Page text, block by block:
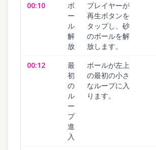
00:10
ボ
ー
ル
解
放
プレイヤーが
再生ボタンを
タップし、砂
のボールを解
放します。
00:12
最
初
の
ル
ー
プ
進
入
ボールが左上
の最初の小さ
なループに入
ります。